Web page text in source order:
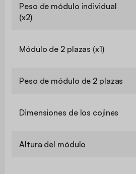
Peso de módulo individual
(x2)
Módulo de 2 plazas (x1)
Peso de módulo de 2 plazas
Dimensiones de los cojines
Altura del módulo